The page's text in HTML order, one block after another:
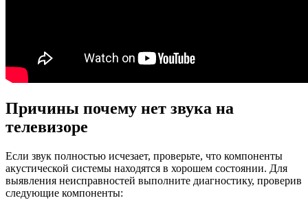
Причины почему нет звука на
телевизоре
Если звук полностью исчезает, проверьте, что компоненты
акустической системы находятся в хорошем состоянии. Для
выявления неисправностей выполните диагностику, проверив
следующие компоненты: